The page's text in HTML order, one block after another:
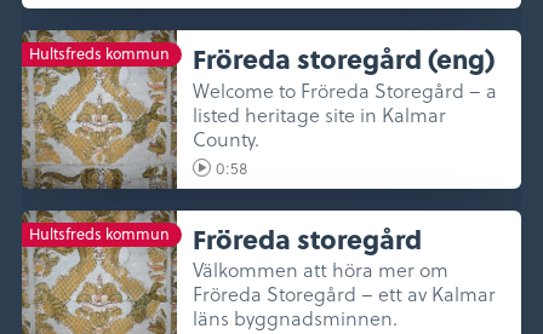
Hultsfreds kommun Fröreda storegård (eng)
Welcome to Fröreda Storegård – a
listed heritage site in Kalmar
County.
0:58
Hultsfreds kommun Fröreda storegård
Välkommen att höra mer om
Fröreda Storegård – ett av Kalmar
läns byggnadsminnen.